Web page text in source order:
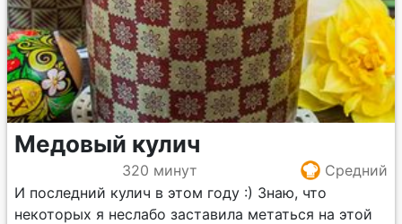
Медовый кулич
320 минут
Средний
И последний кулич в этом году :) Знаю, что
некоторых я неслабо заставила метаться на этой